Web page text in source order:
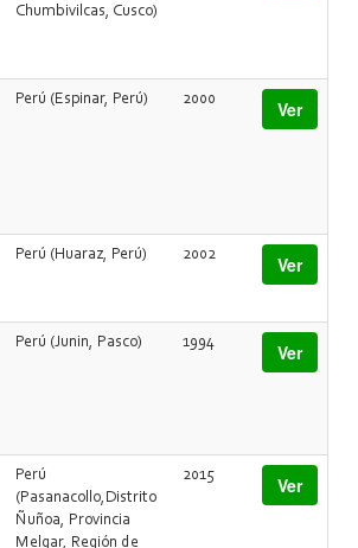
Chumbivilcas, Cusco)
Perú (Espinar, Perú) 2000 Ver
Perú (Huaraz, Perú) 2002 Ver
Perú (Junin, Pasco) 1994 Ver
Perú
(Pasanacollo,Distrito
Ñuñoa, Provincia
Melgar, Región de
2015 Ver